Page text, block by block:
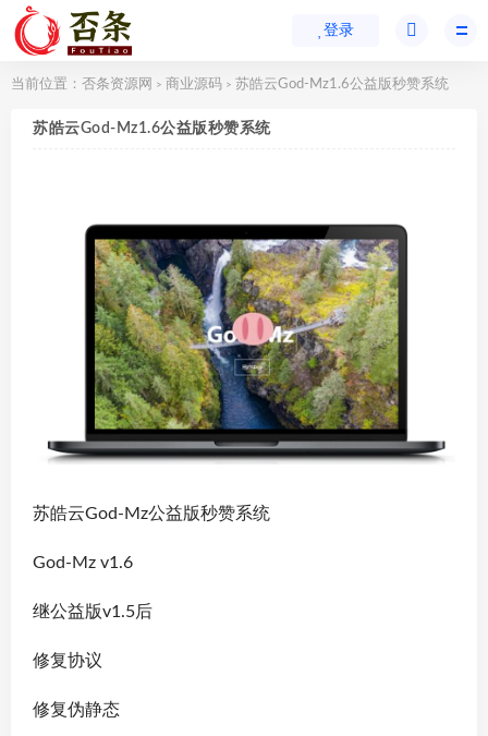
登录
当前位置： 否条资源网 > 商业源码 > 苏皓云God-Mz1.6公益版秒赞系统
苏皓云God-Mz1.6公益版秒赞系统
苏皓云God-Mz公益版秒赞系统
God-Mz v1.6
继公益版v1.5后
修复协议
修复伪静态